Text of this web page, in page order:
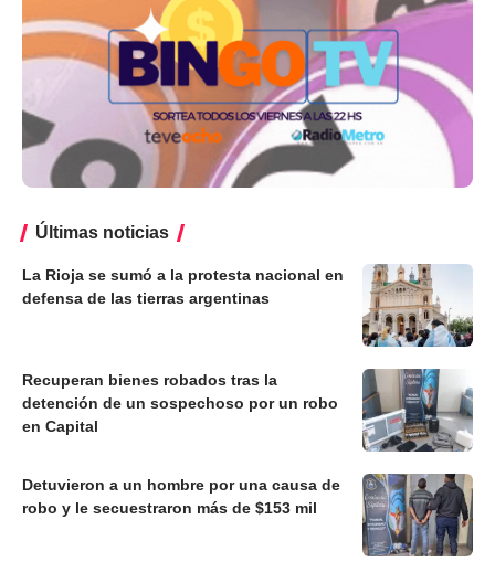
Últimas noticias
La Rioja se sumó a la protesta nacional en
defensa de las tierras argentinas
Recuperan bienes robados tras la
detención de un sospechoso por un robo
en Capital
Detuvieron a un hombre por una causa de
robo y le secuestraron más de $153 mil